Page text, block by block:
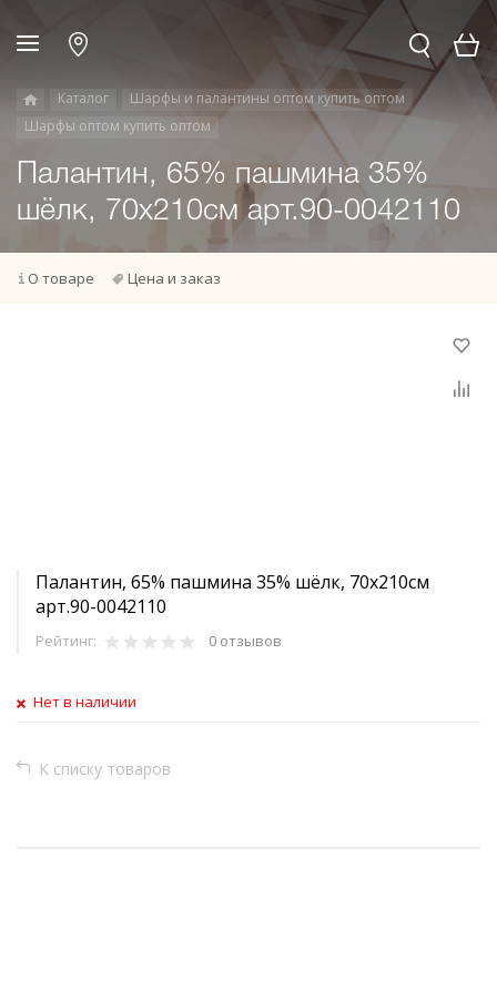
Каталог
Шарфы и палантины оптом купить оптом
Шарфы оптом купить оптом
Палантин, 65% пашмина 35%
шёлк, 70х210см арт.90-0042110
О товаре Цена и заказ
Палантин, 65% пашмина 35% шёлк, 70х210см
арт.90-0042110
Рейтинг: 0 отзывов
Нет в наличии
К списку товаров